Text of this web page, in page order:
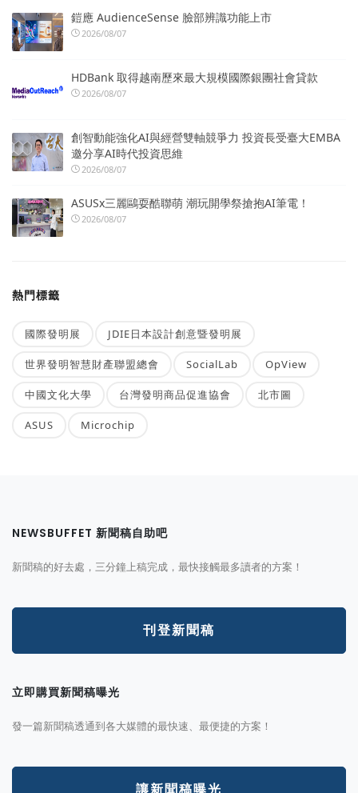
鎧應 AudienceSense 臉部辨識功能上市
2026/08/07
HDBank 取得越南歷來最大規模國際銀團社會貸款
2026/08/07
創智動能強化AI與經營雙軸競爭力 投資長受臺大EMBA
邀分享AI時代投資思維
2026/08/07
ASUSx三麗鷗耍酷聯萌 潮玩開學祭搶抱AI筆電！
2026/08/07
熱門標籤
國際發明展 JDIE日本設計創意暨發明展
世界發明智慧財產聯盟總會 SocialLab OpView
中國文化大學 台灣發明商品促進協會 北市圖
ASUS Microchip
NEWSBUFFET 新聞稿自助吧
新聞稿的好去處，三分鐘上稿完成，最快接觸最多讀者的方案！
刊登新聞稿
立即購買新聞稿曝光
發一篇新聞稿透通到各大媒體的最快速、最便捷的方案！